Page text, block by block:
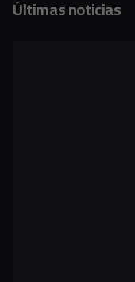
Últimas noticias